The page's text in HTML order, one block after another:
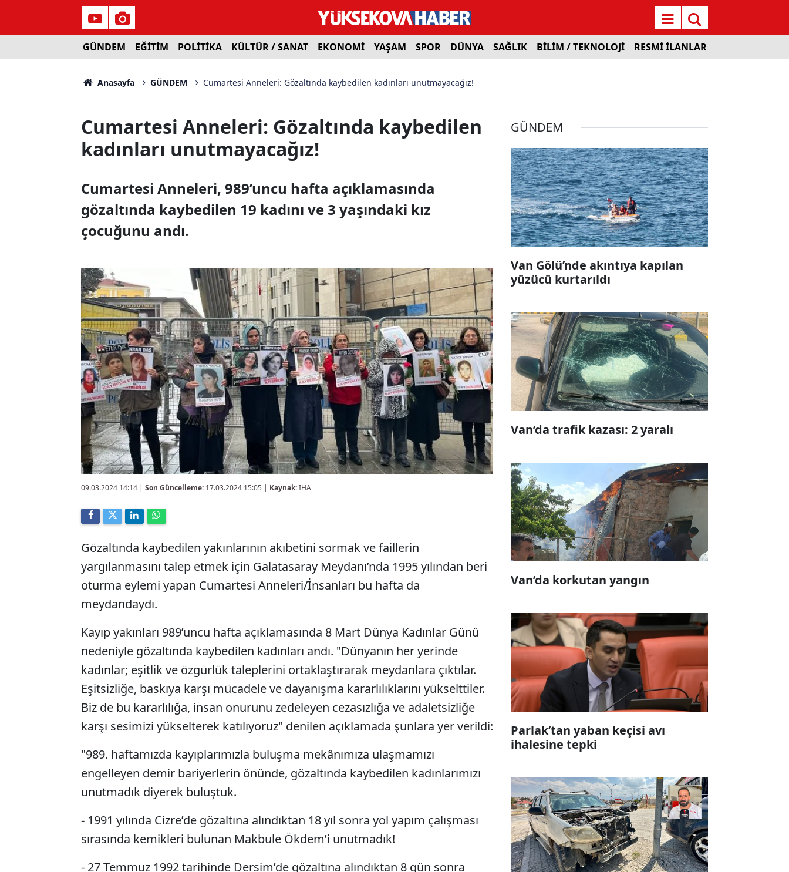
GÜNDEM EĞİTİM POLİTİKA KÜLTÜR / SANAT EKONOMİ YAŞAM SPOR DÜNYA SAĞLIK BİLİM / TEKNOLOJİ RESMİ İLANLAR
Anasayfa GÜNDEM Cumartesi Anneleri: Gözaltında kaybedilen kadınları unutmayacağız!
Cumartesi Anneleri: Gözaltında kaybedilen
kadınları unutmayacağız!
Cumartesi Anneleri, 989’uncu hafta açıklamasında
gözaltında kaybedilen 19 kadını ve 3 yaşındaki kız
çocuğunu andı.
09.03.2024 14:14 | Son Güncelleme: 17.03.2024 15:05 | Kaynak:İHA
Gözaltında kaybedilen yakınlarının akıbetini sormak ve faillerin
yargılanmasını talep etmek için Galatasaray Meydanı’nda 1995 yılından beri
oturma eylemi yapan Cumartesi Anneleri/İnsanları bu hafta da
meydandaydı.
Kayıp yakınları 989’uncu hafta açıklamasında 8 Mart Dünya Kadınlar Günü
nedeniyle gözaltında kaybedilen kadınları andı. "Dünyanın her yerinde
kadınlar; eşitlik ve özgürlük taleplerini ortaklaştırarak meydanlara çıktılar.
Eşitsizliğe, baskıya karşı mücadele ve dayanışma kararlılıklarını yükselttiler.
Biz de bu kararlılığa, insan onurunu zedeleyen cezasızlığa ve adaletsizliğe
karşı sesimizi yükselterek katılıyoruz" denilen açıklamada şunlara yer verildi:
"989. haftamızda kayıplarımızla buluşma mekânımıza ulaşmamızı
engelleyen demir bariyerlerin önünde, gözaltında kaybedilen kadınlarımızı
unutmadık diyerek buluştuk.
- 1991 yılında Cizre’de gözaltına alındıktan 18 yıl sonra yol yapım çalışması
sırasında kemikleri bulunan Makbule Ökdem’i unutmadık!
- 27 Temmuz 1992 tarihinde Dersim’de gözaltına alındıktan 8 gün sonra
GÜNDEM
Van Gölü’nde akıntıya kapılan
yüzücü kurtarıldı
Van’da trafik kazası: 2 yaralı
Van’da korkutan yangın
Parlak’tan yaban keçisi avı
ihalesine tepki